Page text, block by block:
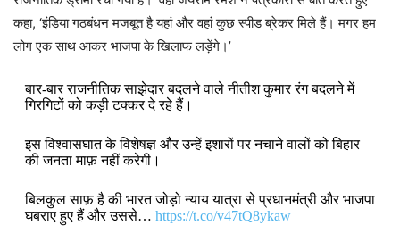
कहा, ‘इंडिया गठबंधन मजबूत है यहां और वहां कुछ स्पीड ब्रेकर मिले हैं। मगर हम
लोग एक साथ आकर भाजपा के खिलाफ लड़ेंगे।’
बार-बार राजनीतिक साझेदार बदलने वाले नीतीश कुमार रंग बदलने में
गिरगिटों को कड़ी टक्कर दे रहे हैं।
इस विश्वासघात के विशेषज्ञ और उन्हें इशारों पर नचाने वालों को बिहार
की जनता माफ़ नहीं करेगी।
बिलकुल साफ़ है की भारत जोड़ो न्याय यात्रा से प्रधानमंत्री और भाजपा
घबराए हुए हैं और उससे… https://t.co/v47tQ8ykaw